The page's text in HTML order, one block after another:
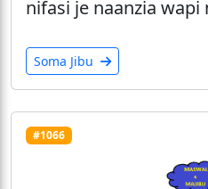
nifasi je naanzia wapi
Soma Jibu
#1066